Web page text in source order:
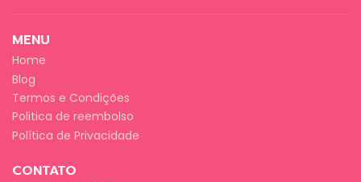
MENU
Home
Blog
Termos e Condições
Politica de reembolso
Política de Privacidade
CONTATO